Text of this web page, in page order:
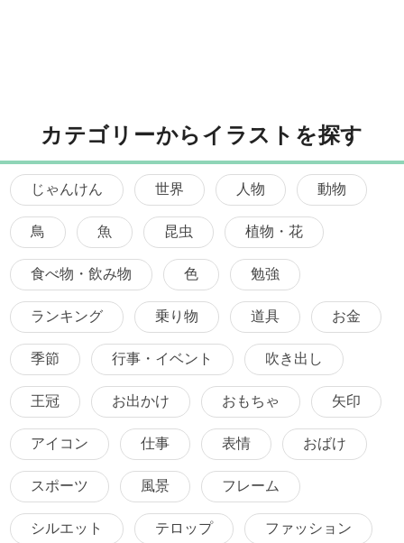
カテゴリーからイラストを探す
じゃんけん 世界 人物 動物
鳥 魚 昆虫 植物・花
食べ物・飲み物 色 勉強
ランキング 乗り物 道具 お金
季節 行事・イベント 吹き出し
王冠 お出かけ おもちゃ 矢印
アイコン 仕事 表情 おばけ
スポーツ 風景 フレーム
シルエット テロップ ファッション